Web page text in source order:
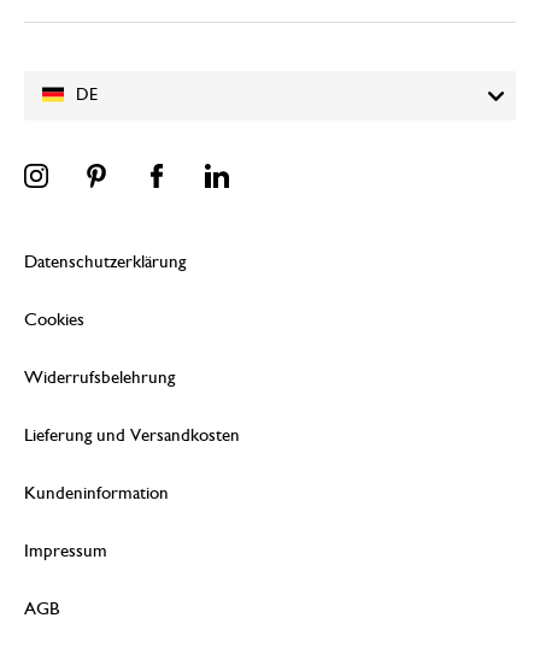
DE
Datenschutzerklärung
Cookies
Widerrufsbelehrung
Lieferung und Versandkosten
Kundeninformation
Impressum
AGB